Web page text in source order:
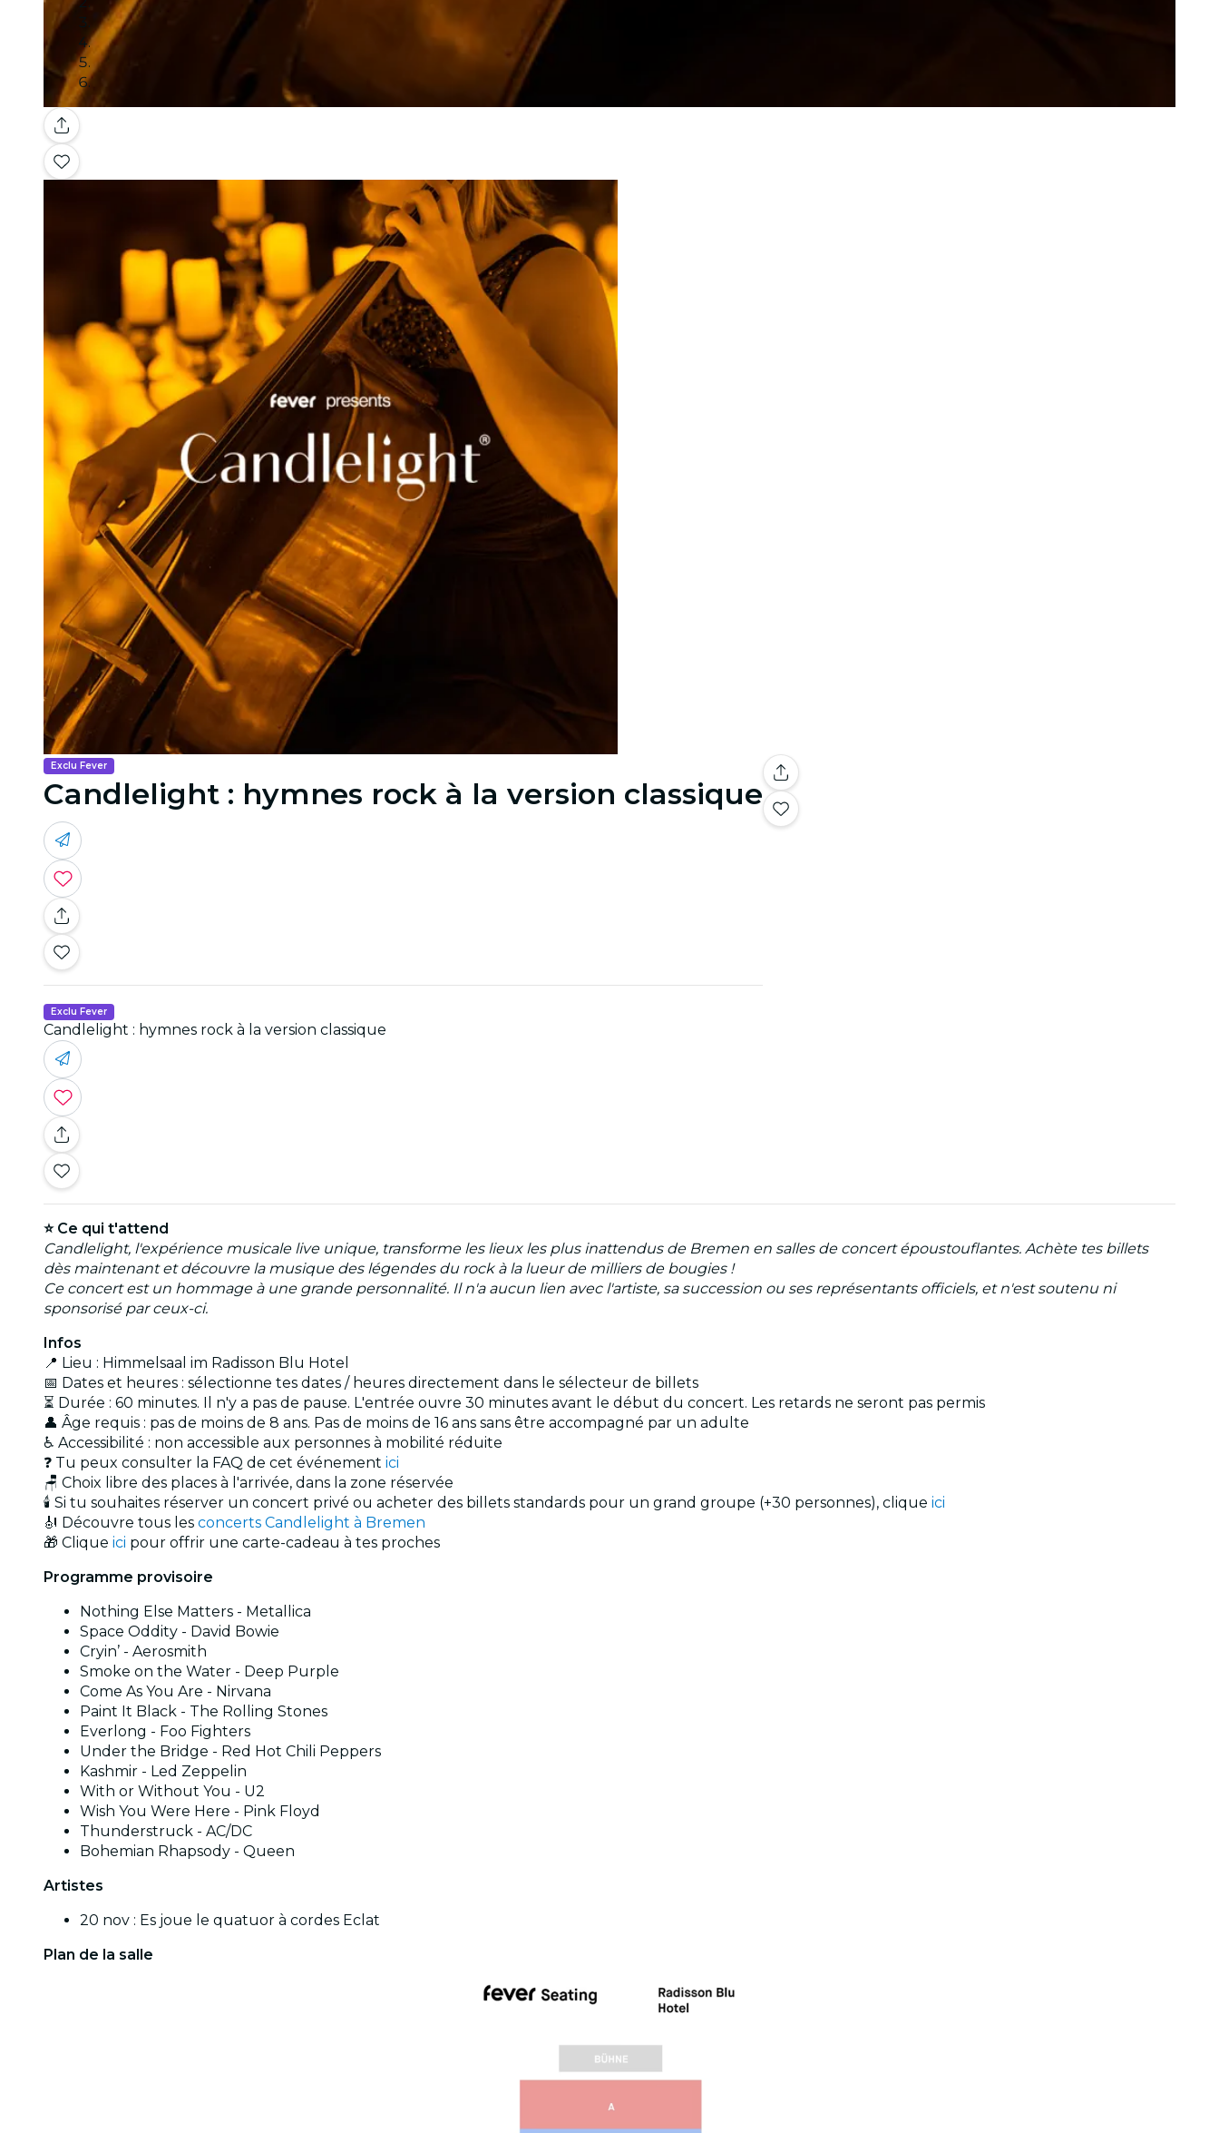
Galerie
Exclu Fever
Candlelight : hymnes rock à la version classique
Exclu Fever
Candlelight : hymnes rock à la version classique
⭐ Ce qui t'attend
Candlelight, l'expérience musicale live unique, transforme les lieux les plus inattendus de Bremen en salles de concert époustouflantes. Achète tes billets
dès maintenant et découvre la musique des légendes du rock à la lueur de milliers de bougies !
Ce concert est un hommage à une grande personnalité. Il n'a aucun lien avec l'artiste, sa succession ou ses représentants officiels, et n'est soutenu ni
sponsorisé par ceux-ci.
Infos
📍 Lieu : Himmelsaal im Radisson Blu Hotel
📅 Dates et heures : sélectionne tes dates / heures directement dans le sélecteur de billets
⏳ Durée : 60 minutes. Il n'y a pas de pause. L'entrée ouvre 30 minutes avant le début du concert. Les retards ne seront pas permis
👤 Âge requis : pas de moins de 8 ans. Pas de moins de 16 ans sans être accompagné par un adulte
♿ Accessibilité : non accessible aux personnes à mobilité réduite
❓ Tu peux consulter la FAQ de cet événement ici
🪑 Choix libre des places à l'arrivée, dans la zone réservée
🕯️ Si tu souhaites réserver un concert privé ou acheter des billets standards pour un grand groupe (+30 personnes), clique ici
🎻 Découvre tous les concerts Candlelight à Bremen
🎁 Clique ici pour offrir une carte-cadeau à tes proches
Programme provisoire
Nothing Else Matters - Metallica
Space Oddity - David Bowie
Cryin’ - Aerosmith
Smoke on the Water - Deep Purple
Come As You Are - Nirvana
Paint It Black - The Rolling Stones
Everlong - Foo Fighters
Under the Bridge - Red Hot Chili Peppers
Kashmir - Led Zeppelin
With or Without You - U2
Wish You Were Here - Pink Floyd
Thunderstruck - AC/DC
Bohemian Rhapsody - Queen
Artistes
20 nov : Es joue le quatuor à cordes Eclat
Plan de la salle